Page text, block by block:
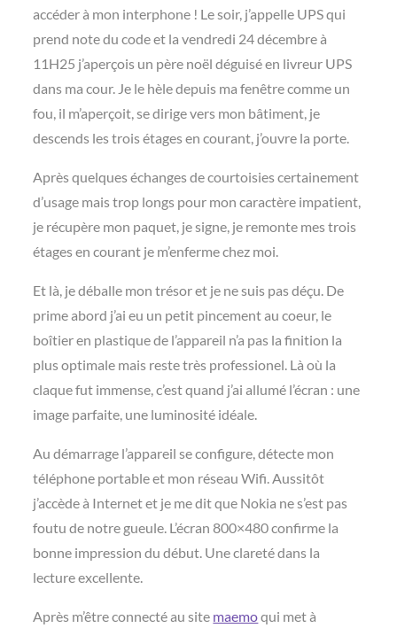
accéder à mon interphone ! Le soir, j’appelle UPS qui
prend note du code et la vendredi 24 décembre à
11H25 j’aperçois un père noël déguisé en livreur UPS
dans ma cour. Je le hèle depuis ma fenêtre comme un
fou, il m’aperçoit, se dirige vers mon bâtiment, je
descends les trois étages en courant, j’ouvre la porte.
Après quelques échanges de courtoisies certainement
d’usage mais trop longs pour mon caractère impatient,
je récupère mon paquet, je signe, je remonte mes trois
étages en courant je m’enferme chez moi.
Et là, je déballe mon trésor et je ne suis pas déçu. De
prime abord j’ai eu un petit pincement au coeur, le
boîtier en plastique de l’appareil n’a pas la finition la
plus optimale mais reste très professionel. Là où la
claque fut immense, c’est quand j’ai allumé l’écran : une
image parfaite, une luminosité idéale.
Au démarrage l’appareil se configure, détecte mon
téléphone portable et mon réseau Wifi. Aussitôt
j’accède à Internet et je me dit que Nokia ne s’est pas
foutu de notre gueule. L’écran 800×480 confirme la
bonne impression du début. Une clareté dans la
lecture excellente.
Après m’être connecté au site maemoqui met à